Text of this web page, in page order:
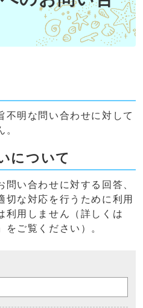
不明な問い合わせに対して
。
について
い合わせに対する回答、
切な対応を行うために利用
利用しません（詳しくは
」をご覧ください）。